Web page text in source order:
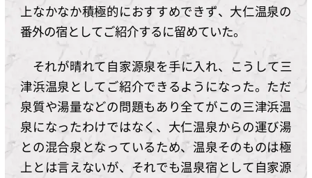
上なかなか積極的におすすめできず、大仁温泉の
番外の宿としてご紹介するに留めていた。
それが晴れて自家源泉を手に入れ、こうして三
津浜温泉としてご紹介できるようになった。ただ
泉質や湯量などの問題もあり全てがこの三津浜温
泉になったわけではなく、大仁温泉からの運び湯
との混合泉となっているため、温泉そのものは極
上とは言えないが、それでも温泉宿として自家源